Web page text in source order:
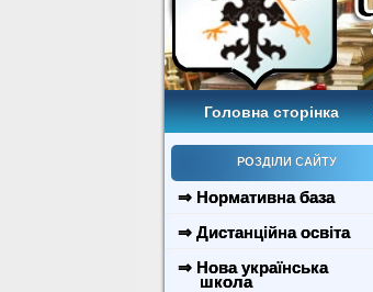
Головна сторінка
РОЗДІЛИ САЙТУ
⇒ Нормативна база
⇒ Дистанційна освіта
⇒ Нова українська
школа